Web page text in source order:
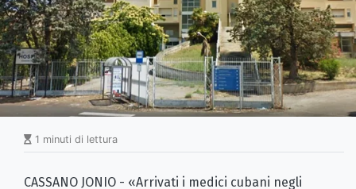
1 minuti di lettura
CASSANO JONIO - «Arrivati i medici cubani negli